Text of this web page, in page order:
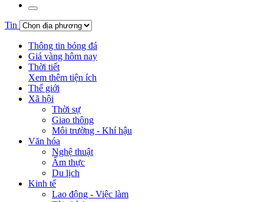
Tin
Thông tin bóng đá
Giá vàng hôm nay
Thời tiết
Xem thêm tiện ích
Thế giới
Xã hội
Thời sự
Giao thông
Môi trường - Khí hậu
Văn hóa
Nghệ thuật
Ẩm thực
Du lịch
Kinh tế
Lao động - Việc làm